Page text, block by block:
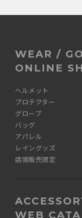
WEAR /
ONLINE
ヘルメット
プロテクター
グローブ
バッグ
アパレル
レイングッズ
店頭販売限定
WEB